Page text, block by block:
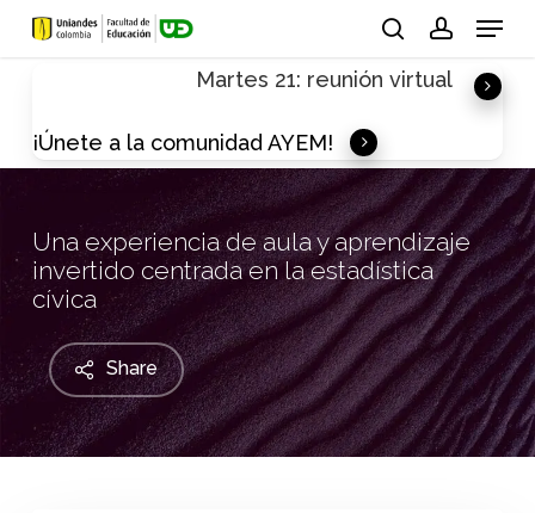
Skip
Menu
Martes 21: reunión virtual
¡Únete a la comunidad AYEM!
Una experiencia de aula y aprendizaje
invertido centrada en la estadística
cívica
Share